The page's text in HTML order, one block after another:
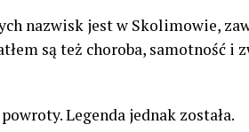
nazwisk jest w Skolimowie,
są też choroba, samotność i
Legenda jednak została.